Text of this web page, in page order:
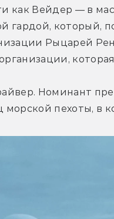
как Вейдер — в
гардой, который,
Рыцарей
Номинант
морской пехоты, в